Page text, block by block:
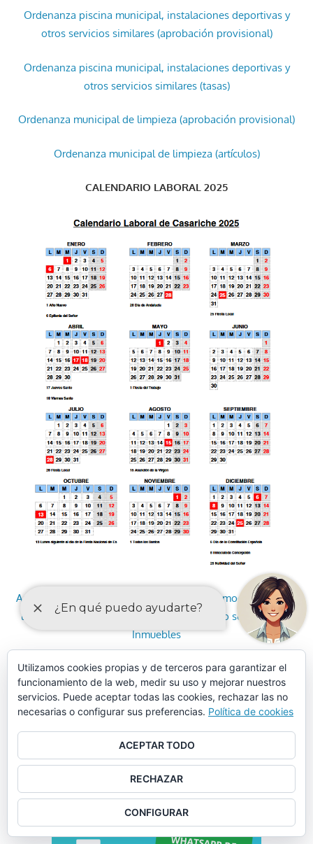
Ordenanza piscina municipal, instalaciones deportivas y
otros servicios similares (aprobación provisional)
Ordenanza piscina municipal, instalaciones deportivas y
otros servicios similares (tasas)
Ordenanza municipal de limpieza (aprobación provisional)
Ordenanza municipal de limpieza (artículos)
CALENDARIO LABORAL 2025
Anuncio de la aprobación provisional de la modificación de
la Ordenanza fiscal reguladora del Impuesto sobre Bienes
Inmuebles
Anuncio de la aprobación provisional de la modificación de
las Ordenanzas fiscales de las tasas de agua potable,
recogida de basuras, cementerio municipal y mercados
Utilizamos cookies propias y de terceros para garantizar el
funcionamiento de la web, medir su uso y mejorar nuestros
servicios. Puede aceptar todas las cookies, rechazar las no
necesarias o configurar sus preferencias. Política de cookies
ACEPTAR TODO
RECHAZAR
CONFIGURAR